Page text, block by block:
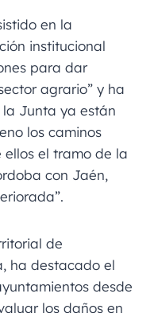
en la
institucional
para dar
agrario” y ha
Junta ya están
los caminos
ellos el tramo de la
con Jaén,
de
ha destacado el
desde
los daños en